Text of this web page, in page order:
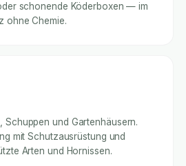
schonende Köderboxen — im
ohne Chemie.
und Gartenhäusern.
mit Schutzausrüstung und
Arten und Hornissen.